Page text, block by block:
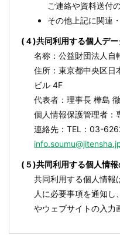
ご連絡や資料送付
その他上記に関連
(４)共同利用する個人デ
名称：公益財団法人自
住所：東京都中央区
ビル 4F
代表者：理事長 樺島 徹
個人情報保護管理者：
連絡先：TEL：03-
(５)共同利用する個人情
共同利用する個人情報
人に必要事項を通知
やウェブサイトの入力